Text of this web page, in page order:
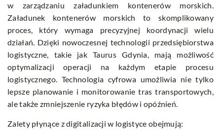
w zarządzaniu załadunkiem kontenerów morskich.
Załadunek kontenerów morskich to skomplikowany
proces, który wymaga precyzyjnej koordynacji wielu
działań. Dzięki nowoczesnej technologii przedsiębiorstwa
logistyczne, takie jak Taurus Gdynia, mają możliwość
optymalizacji operacji na każdym etapie procesu
logistycznego. Technologia cyfrowa umożliwia nie tylko
lepsze planowanie i monitorowanie tras transportowych,
ale także zmniejszenie ryzyka błędów i opóźnień.
Zalety płynące z digitalizacji w logistyce obejmują: